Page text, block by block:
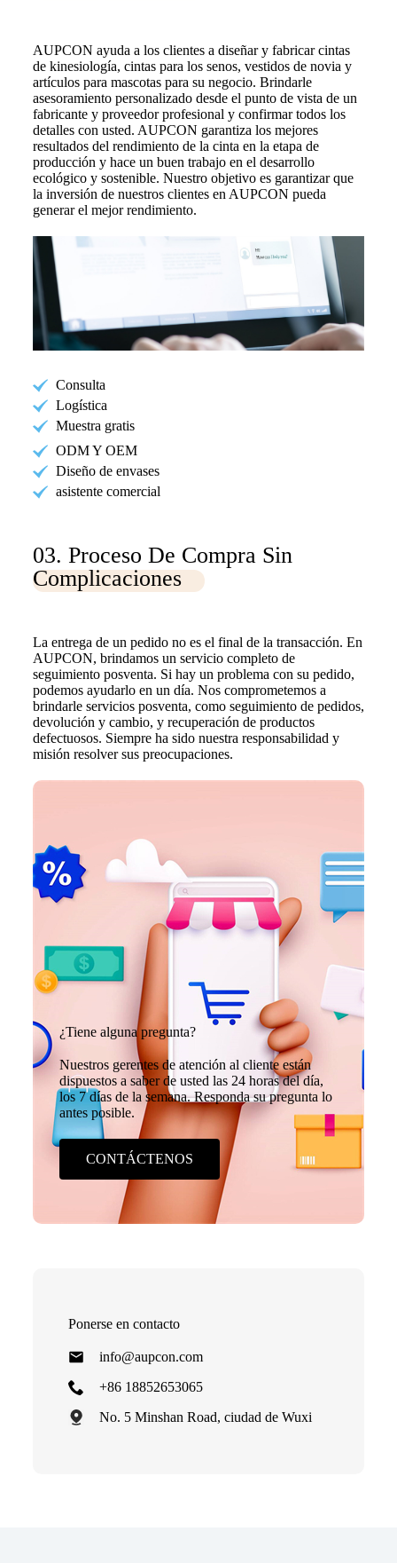
¿Tiene alguna pregunta?
Nuestros gerentes de atención al cliente están
dispuestos a saber de usted las 24 horas del día,
los 7 días de la semana. Responda su pregunta lo
antes posible.
CONTÁCTENOS
Ponerse en contacto
info@aupcon.com
+86 18852653065
No. 5 Minshan Road, ciudad de Wuxi
AUPCON ayuda a los clientes a diseñar y fabricar cintas
de kinesiología, cintas para los senos, vestidos de novia y
artículos para mascotas para su negocio. Brindarle
asesoramiento personalizado desde el punto de vista de un
fabricante y proveedor profesional y confirmar todos los
detalles con usted. AUPCON garantiza los mejores
resultados del rendimiento de la cinta en la etapa de
producción y hace un buen trabajo en el desarrollo
ecológico y sostenible. Nuestro objetivo es garantizar que
la inversión de nuestros clientes en AUPCON pueda
generar el mejor rendimiento.
Consulta
Logística
Muestra gratis
ODM Y OEM
Diseño de envases
asistente comercial
03. Proceso De Compra Sin
Complicaciones
La entrega de un pedido no es el final de la transacción. En
AUPCON, brindamos un servicio completo de
seguimiento posventa. Si hay un problema con su pedido,
podemos ayudarlo en un día. Nos comprometemos a
brindarle servicios posventa, como seguimiento de pedidos,
devolución y cambio, y recuperación de productos
defectuosos. Siempre ha sido nuestra responsabilidad y
misión resolver sus preocupaciones.